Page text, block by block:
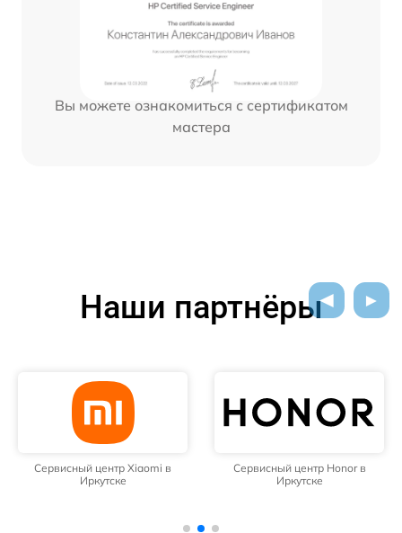
Вы можете ознакомиться с сертификатом
мастера
Наши партнёры
Сервисный центр Xiaomi в
Иркутске
Сервисный центр Honor в
Иркутске